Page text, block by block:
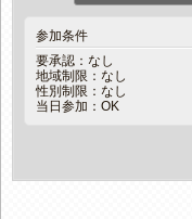
参加条件
要承認：なし
地域制限：なし
性別制限：なし
当日参加：OK